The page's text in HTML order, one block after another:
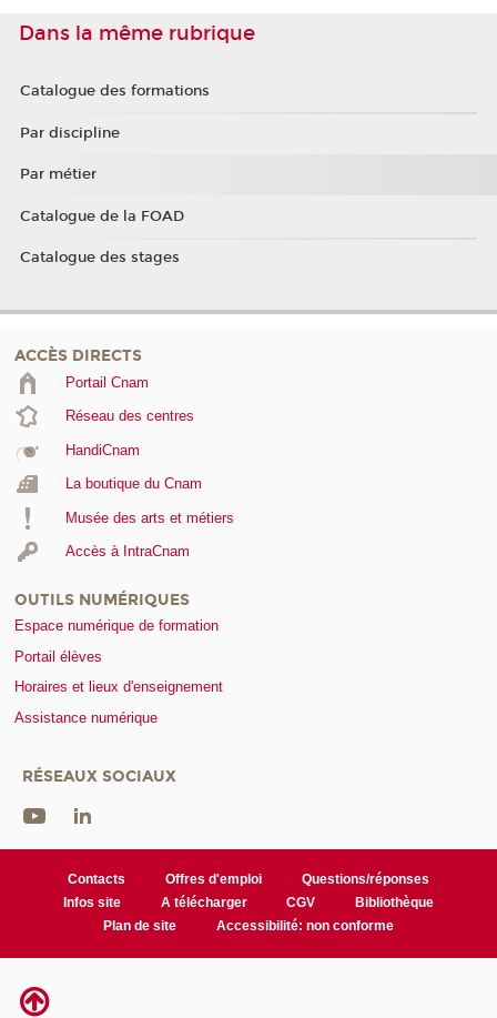
Dans la même rubrique
Catalogue des formations
Par discipline
Par métier
Catalogue de la FOAD
Catalogue des stages
ACCÈS DIRECTS
Portail Cnam
Réseau des centres
HandiCnam
La boutique du Cnam
Musée des arts et métiers
Accès à IntraCnam
OUTILS NUMÉRIQUES
Espace numérique de formation
Portail élèves
Horaires et lieux d'enseignement
Assistance numérique
RÉSEAUX SOCIAUX
Contacts Offres d'emploi
Questions/réponses
Infos site
A télécharger CGV
Bibliothèque
Plan de site
Accessibilité: non conforme